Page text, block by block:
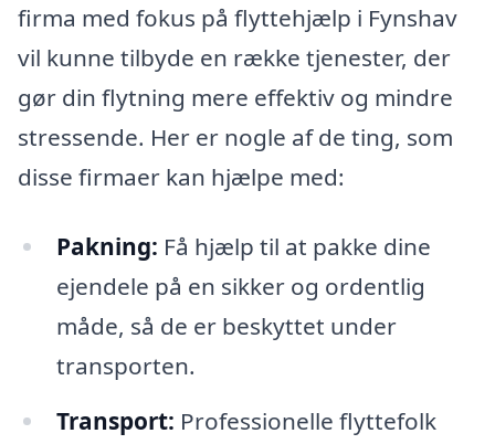
firma med fokus på flyttehjælp i Fynshav
vil kunne tilbyde en række tjenester, der
gør din flytning mere effektiv og mindre
stressende. Her er nogle af de ting, som
disse firmaer kan hjælpe med:
Pakning: Få hjælp til at pakke dine
ejendele på en sikker og ordentlig
måde, så de er beskyttet under
transporten.
Transport: Professionelle flyttefolk